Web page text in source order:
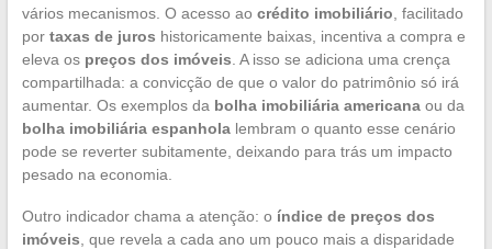
vários mecanismos. O acesso ao crédito imobiliário , facilitado
por taxas de juros historicamente baixas, incentiva a compra e
eleva os preços dos imóveis . A isso se adiciona uma crença
compartilhada: a convicção de que o valor do patrimônio só irá
aumentar. Os exemplos da bolha imobiliária americanaou da
bolha imobiliária espanholalembram o quanto esse cenário
pode se reverter subitamente, deixando para trás um impacto
pesado na economia.
Outro indicador chama a atenção: o índice de preços dos
imóveis , que revela a cada ano um pouco mais a disparidade